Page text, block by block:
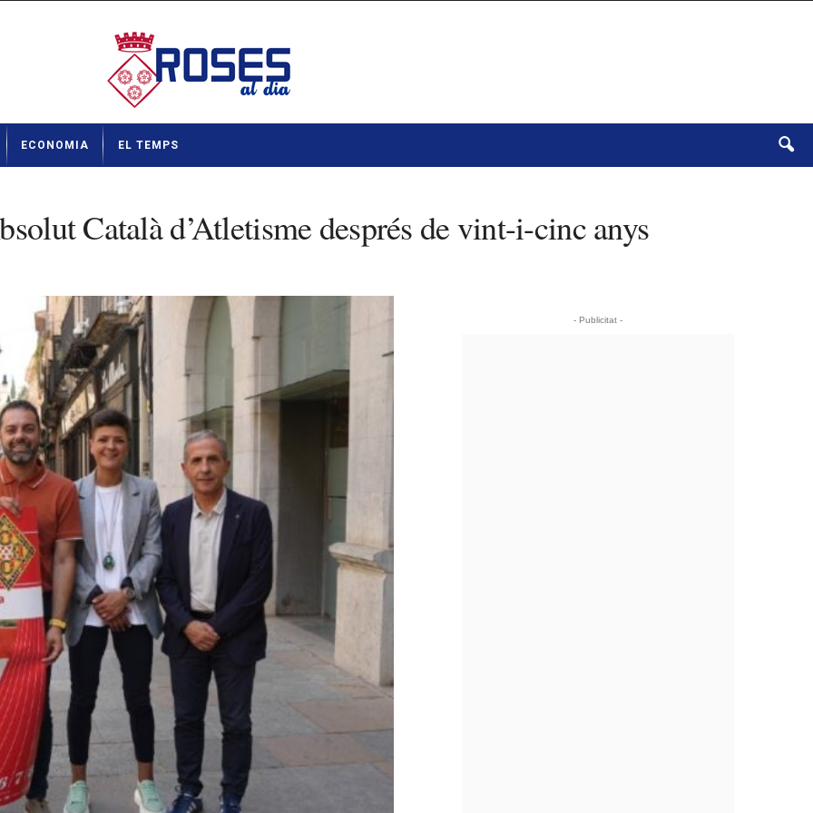
ECONOMIA EL TEMPS
Català d’Atletisme després de vint-i-cinc anys
- Publicitat -